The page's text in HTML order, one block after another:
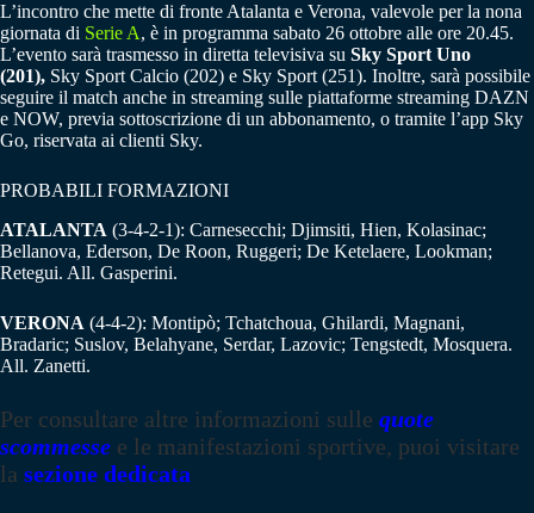
L’incontro che mette di fronte Atalanta e Verona, valevole per la nona
giornata di Serie A, è in programma sabato 26 ottobre alle ore 20.45.
L’evento sarà trasmesso in diretta televisiva su Sky Sport Uno
(201), Sky Sport Calcio (202) e Sky Sport (251). Inoltre, sarà possibile
seguire il match anche in streaming sulle piattaforme streaming DAZN
e NOW, previa sottoscrizione di un abbonamento, o tramite l’app Sky
Go, riservata ai clienti Sky.
PROBABILI FORMAZIONI
ATALANTA (3-4-2-1): Carnesecchi; Djimsiti, Hien, Kolasinac;
Bellanova, Ederson, De Roon, Ruggeri; De Ketelaere, Lookman;
Retegui. All. Gasperini.
VERONA (4-4-2): Montipò; Tchatchoua, Ghilardi, Magnani,
Bradaric; Suslov, Belahyane, Serdar, Lazovic; Tengstedt, Mosquera.
All. Zanetti.
Per consultare altre informazioni sulle quote
scommesse e le manifestazioni sportive, puoi visitare
la sezione dedicata